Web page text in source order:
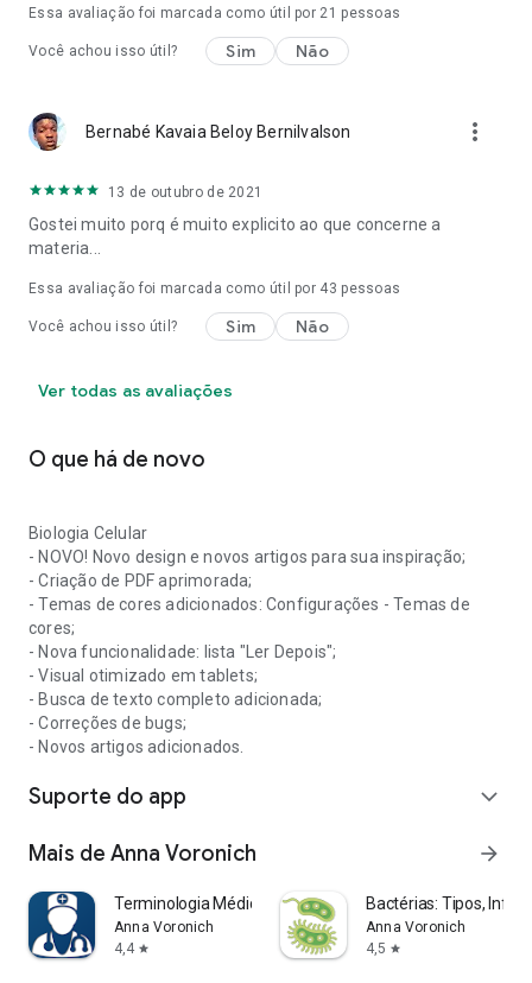
Essa avaliação foi marcada como útil por 21 pessoas
Você achou isso útil? Sim Não
Bernabé Kavaia Beloy Bernilvalson more_vert
13 de outubro de 2021
Gostei muito porq é muito explicito ao que concerne a
materia...
Essa avaliação foi marcada como útil por 43 pessoas
Você achou isso útil? Sim Não
Ver todas as avaliações
O que há de novo
Biologia Celular
- NOVO! Novo design e novos artigos para sua inspiração;
- Criação de PDF aprimorada;
- Temas de cores adicionados: Configurações - Temas de
cores;
- Nova funcionalidade: lista "Ler Depois";
- Visual otimizado em tablets;
- Busca de texto completo adicionada;
- Correções de bugs;
- Novos artigos adicionados.
Suporte do app expand_more
Mais de Anna Voronich arrow_forward
Terminologia Médica.Dicionário
Anna Voronich
4,4 star
Bactérias: Tipos,
Anna Voronich
4,5 star